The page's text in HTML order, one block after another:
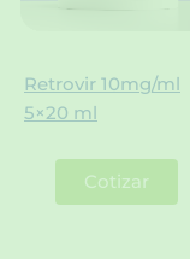
Retrovir 10mg/ml
5×20 ml
Cotizar